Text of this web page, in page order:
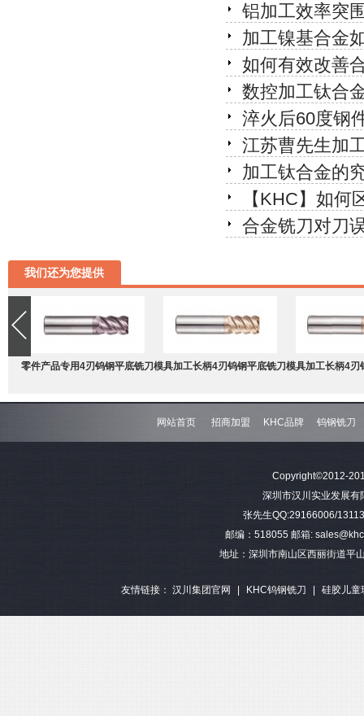
铝加工效率突
加工镍基合金
如何有效改善
数控加工钛合
淬火后60度钢
江苏曹先生加
加工钛合金的
【KHC】如何
合金铣刀对刀
我们还为您提供
零件产品专用4刃钨钢平底铣刀模具加工长柄4刃钨钢平底铣刀模具加工长柄4刃
钢平底
网站首页 招商加盟 KHC品牌 钨钢铣刀
Copyright©2012-
深圳市汉川实业发展
张先生QQ:29166006/
邮编：518055 邮箱:
地址：深圳市南山区西丽街道平
友情链接： 汉川集团官网 KHC钨钢铣刀 硅胶儿童